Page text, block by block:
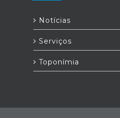
Notícias
Serviços
Toponímia